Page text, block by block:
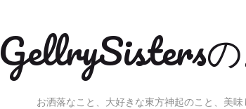
GellrySisters
お洒落なこと、大好きな東方神起のこと、美